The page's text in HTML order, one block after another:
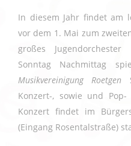
In diesem Jahr findet am
vor dem 1. Mai zum
großes
Sonntag Nachmittag
Musikvereinigung Roetgen
Konzert-, sowie und
Konzert findet im
(Eingang Rosentalstraße)